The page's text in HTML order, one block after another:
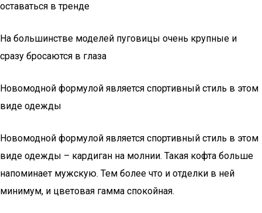
оставаться в тренде
На большинстве моделей пуговицы очень крупные и
сразу бросаются в глаза
Новомодной формулой является спортивный стиль в этом
виде одежды
Новомодной формулой является спортивный стиль в этом
виде одежды – кардиган на молнии. Такая кофта больше
напоминает мужскую. Тем более что и отделки в ней
минимум, и цветовая гамма спокойная.